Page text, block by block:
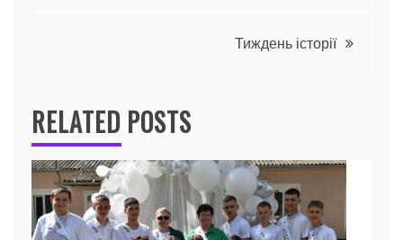
Тиждень історії
RELATED POSTS